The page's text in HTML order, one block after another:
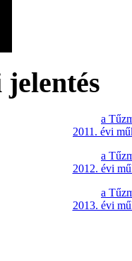
jelentés
a
2011. évi
a
2012. évi
a
2013. évi